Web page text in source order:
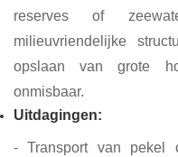
reserves of
milieuvriendelijke
opslaan van grote
onmisbaar.
Uitdagingen:
- Transport van pekel